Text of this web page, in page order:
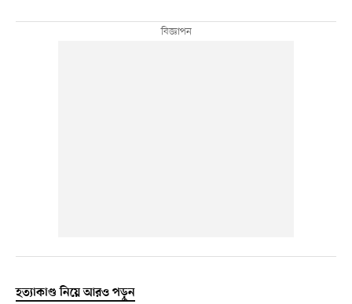
হত্যাকাণ্ড নিয়ে আরও পড়ুন